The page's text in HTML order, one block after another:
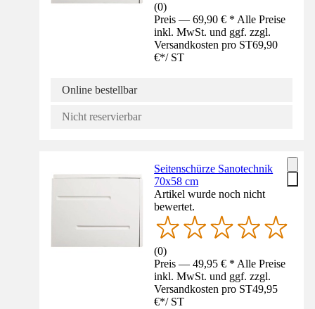
(0)
Preis — 69,90 € * Alle Preise
inkl. MwSt. und ggf. zzgl.
Versandkosten pro ST69,90
€*/ ST
Online bestellbar
Nicht reservierbar
Seitenschürze Sanotechnik
70x58 cm
Artikel wurde noch nicht
bewertet.
(0)
Preis — 49,95 € * Alle Preise
inkl. MwSt. und ggf. zzgl.
Versandkosten pro ST49,95
€*/ ST